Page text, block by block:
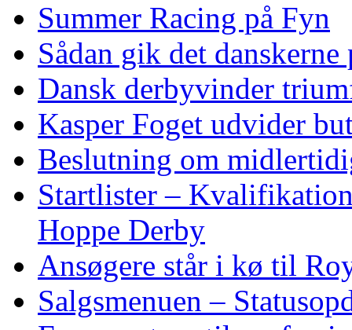
Summer Racing på Fyn
Sådan gik det
Dansk derbyvinder
Kasper Foget udvider
Beslutning om
Startlister –
Hoppe Derby
Ansøgere står i kø til
Salgsmenuen –